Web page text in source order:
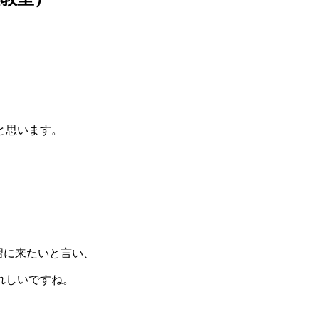
います。
来たいと言い、
いですね。